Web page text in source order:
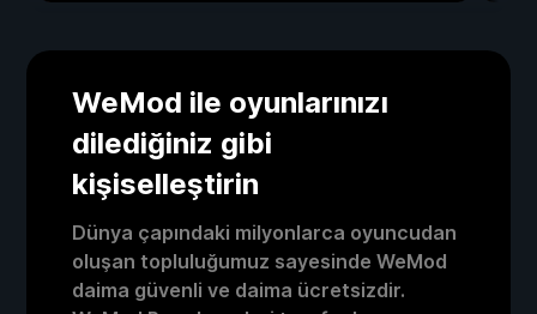
WeMod ile oyunlarınızı
dilediğiniz gibi
kişiselleştirin
Dünya çapındaki milyonlarca oyuncudan
oluşan topluluğumuz sayesinde WeMod
daima güvenli ve daima ücretsizdir.